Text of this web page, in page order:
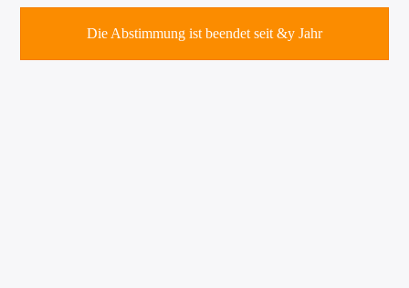
Die Abstimmung ist beendet seit &y Jahr